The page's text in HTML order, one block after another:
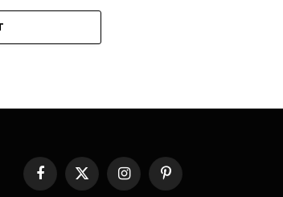
FacebookX
InstagramPinterest